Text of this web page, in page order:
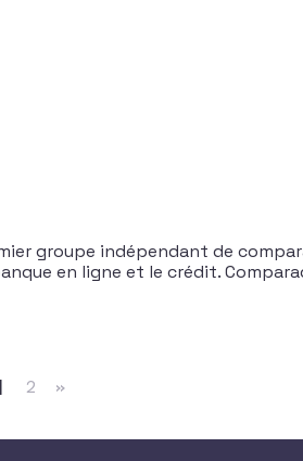
groupe indépendant de
en ligne et le crédit.
2 »